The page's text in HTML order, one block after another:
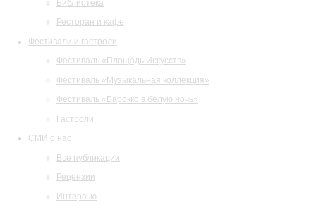
Библиотека
Ресторан и кафе
Фестивали и гастроли
Фестиваль «Площадь Искусств»
Фестиваль «Музыкальная коллекция»
Фестиваль «Барокко в белую ночь»
Гастроли
СМИ о нас
Все публикации
Рецензии
Интервью